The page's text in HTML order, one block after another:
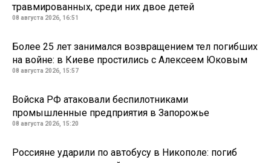
травмированных, среди них двое детей
08 августа 2026, 16:51
Более 25 лет занимался возвращением тел погибших
на войне: в Киеве простились с Алексеем Юковым
08 августа 2026, 15:57
Войска РФ атаковали беспилотниками
промышленные предприятия в Запорожье
08 августа 2026, 15:20
Россияне ударили по автобусу в Никополе: погиб